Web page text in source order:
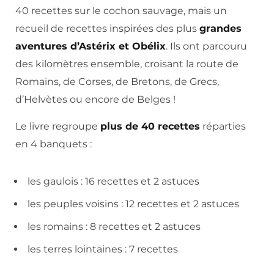
40 recettes sur le cochon sauvage, mais un
recueil de recettes inspirées des plus grandes
aventures d’Astérix et Obélix. Ils ont parcouru
des kilomètres ensemble, croisant la route de
Romains, de Corses, de Bretons, de Grecs,
d’Helvètes ou encore de Belges !
Le livre regroupe plus de 40 recettes réparties
en 4 banquets :
les gaulois : 16 recettes et 2 astuces
les peuples voisins : 12 recettes et 2 astuces
les romains : 8 recettes et 2 astuces
les terres lointaines : 7 recettes